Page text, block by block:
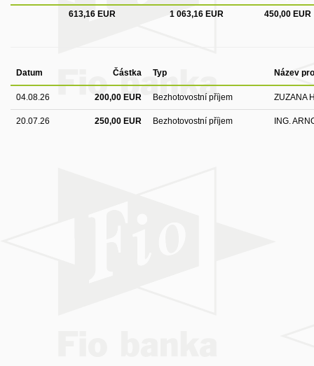
613,16 EUR
1 063,16 EUR 450,00 EUR
Datum Částka Typ Název
04.08.26 200,00 EUR Bezhotovostní příjem ZUZANA
20.07.26 250,00 EUR Bezhotovostní příjem ING.